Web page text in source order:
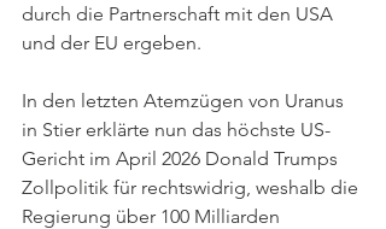
durch die Partnerschaft mit den USA
und der EU ergeben.
In den letzten Atemzügen von Uranus
in Stier erklärte nun das höchste US-
Gericht im April 2026 Donald Trumps
Zollpolitik für rechtswidrig, weshalb die
Regierung über 100 Milliarden